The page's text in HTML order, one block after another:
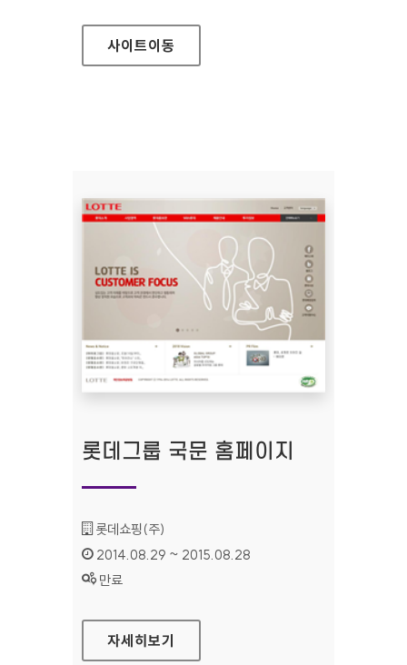
사이트이동
롯데그룹 국문 홈페이지
기관명 :
롯데쇼핑(주)
인증기간 :
2014.08.29 ~ 2015.08.28
상태 :
만료
롯데그룹 국문 홈페이지
자세히보기